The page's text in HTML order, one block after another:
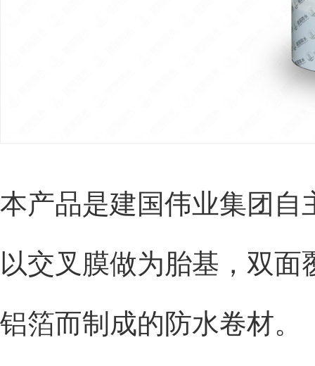
本产品是建国伟业集团
以交叉膜做为胎基，双
铝箔而制成的防水卷材。